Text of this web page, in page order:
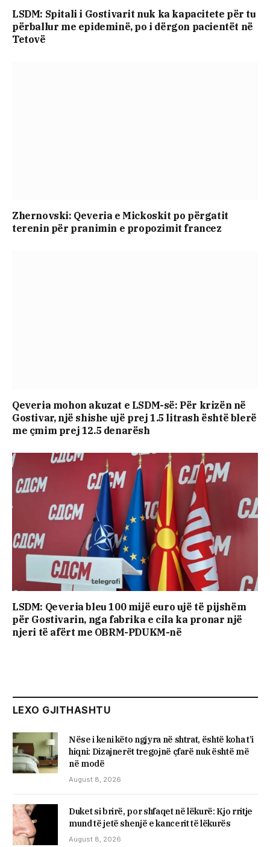
LSDM: Spitali i Gostivarit nuk ka kapacitete për tu
përballur me epideminë, po i dërgon pacientët në
Tetovë
Zhernovski: Qeveria e Mickoskit po përgatit
terenin për pranimin e propozimit francez
Qeveria mohon akuzat e LSDM-së: Për krizën në
Gostivar, një shishe ujë prej 1.5 litrash është blerë
me çmim prej 12.5 denarësh
LSDM: Qeveria bleu 100 mijë euro ujë të pijshëm
për Gostivarin, nga fabrika e cila ka pronar një
njeri të afërt me OBRM-PDUKM-në
LEXO GJITHASHTU
Nëse i keni këto ngjyra në shtrat, është koha t’i
hiqni: Dizajnerët tregojnë çfarë nuk është më
në modë
August 8, 2026
Duket si brirë, por shfaqet në lëkurë: Kjo rritje
mund të jetë shenjë e kancerit të lëkurës
August 8, 2026